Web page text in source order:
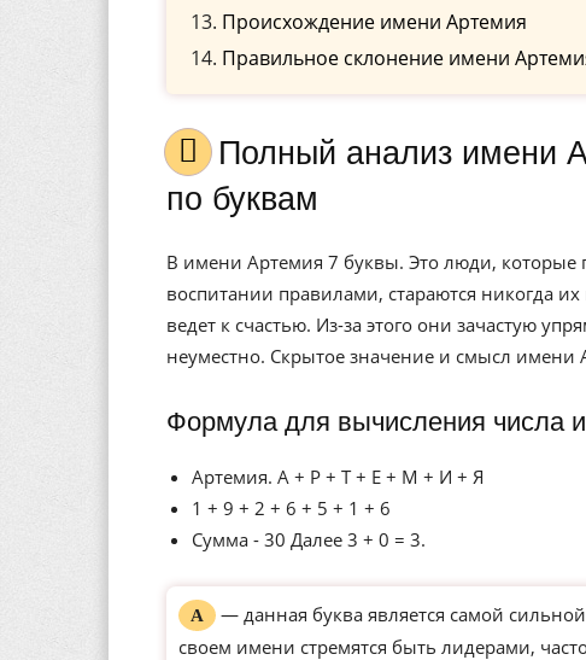
Происхождение имени Артемия
Правильное склонение имени
Полный анализ имени Артемия, значение, и расшифровка
по буквам
В имени Артемия 7 буквы. Это люди,
воспитании правилами, стараются никогда
ведет к счастью. Из-за этого они зачастую
неуместно. Скрытое значение и смысл
Формула для вычисления числа
Артемия. А + Р + Т + Е + М + И + Я
1 + 9 + 2 + 6 + 5 + 1 + 6
Сумма - 30 Далее 3 + 0 = 3.
А
— данная буква является самой
своем имени стремятся быть лидерами,